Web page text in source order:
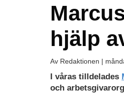
hjälp
Av Redaktionen |
I våras tilldelades
och